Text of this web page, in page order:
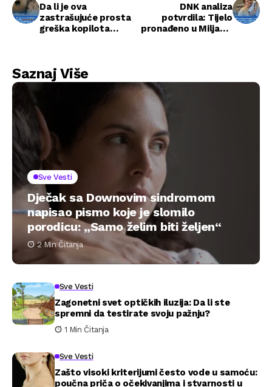
Da li je ova
zastrašujuće prosta
greška kopilota
DNK analiza
potvrdila: Tijelo
pronađeno u Miljacki
Saznaj Više
Sve Vesti
Dječak sa Downovim sindromom
napisao pismo koje je slomilo
porodicu: „Samo želim biti željen“
2 Min Čitanja
Sve Vesti
Zagonetni svet optičkih iluzija: Da li ste
spremni da testirate svoju pažnju?
1 Min Čitanja
Sve Vesti
Zašto visoki kriterijumi često vode u samoću:
poučna priča o očekivanjima i stvarnosti u